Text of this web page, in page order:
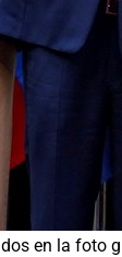
en la foto